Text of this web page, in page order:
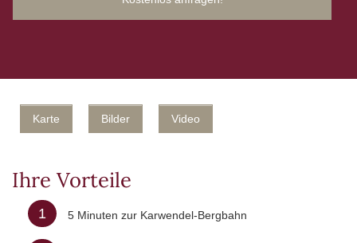
Karte Bilder Video
Ihre Vorteile
1 5 Minuten zur Karwendel-Bergbahn